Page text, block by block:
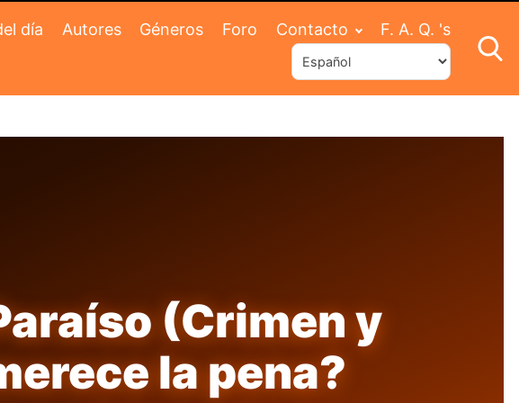
día Autores Géneros Foro Contacto F. A. Q. 's
(Crimen y
la pena?